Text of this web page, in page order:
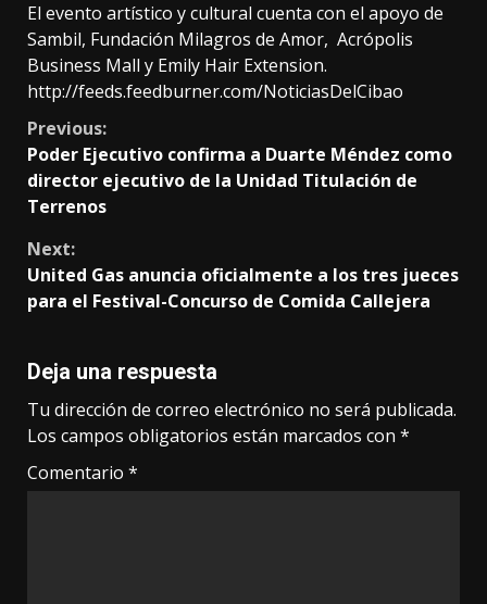
El evento artístico y cultural cuenta con el apoyo de
Sambil, Fundación Milagros de Amor, Acrópolis
Business Mall y Emily Hair Extension.
http://feeds.feedburner.com/NoticiasDelCibao
Continue
Reading
Previous:
Poder Ejecutivo confirma a Duarte Méndez como
director ejecutivo de la Unidad Titulación de
Terrenos
Next:
United Gas anuncia oficialmente a los tres jueces
para el Festival-Concurso de Comida Callejera
Deja una respuesta
Tu dirección de correo electrónico no será publicada.
Los campos obligatorios están marcados con *
Comentario *